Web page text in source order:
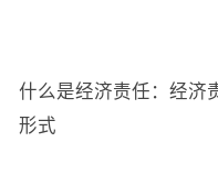
什么是经济责任：经济
形式